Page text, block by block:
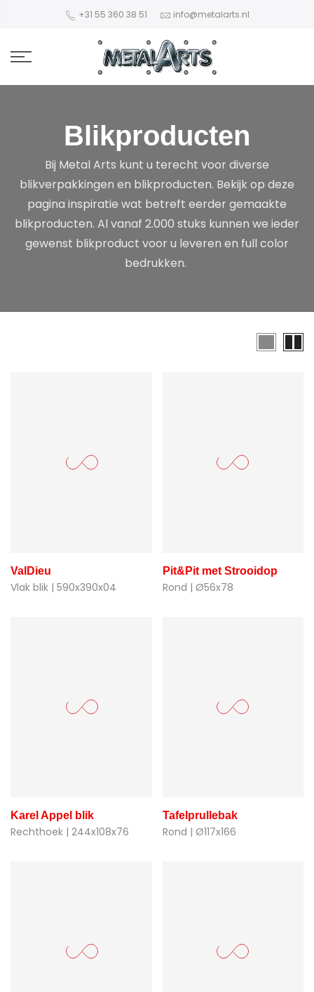
+31 55 360 38 51 info@metalarts.nl
Blikproducten
Bij Metal Arts kunt u terecht voor diverse
blikverpakkingen en blikproducten. Bekijk op deze
pagina inspiratie wat betreft eerder gemaakte
blikproducten. Al vanaf 2.000 stuks kunnen we ieder
gewenst blikproduct voor u leveren en full color
bedrukken.
ValDieu
Vlak blik | 590x390x04
Pit&Pit met Strooidop
Rond | Ø56x78
Karel Appel blik
Rechthoek | 244x108x76
Tafelprullebak
Rond | Ø117x166